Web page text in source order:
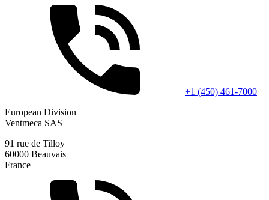
+1 (450) 461-7000
European Division
Ventmeca SAS
91 rue de Tilloy
60000 Beauvais
France